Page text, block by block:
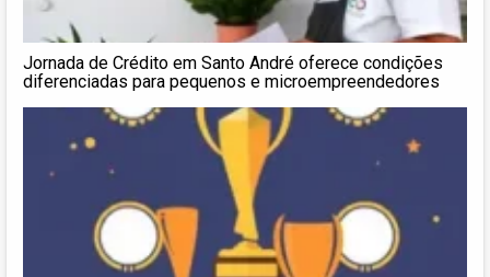
Jornada de Crédito em Santo André oferece condições
diferenciadas para pequenos e microempreendedores